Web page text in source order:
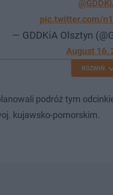
pic.twitter.com/
— GDDKiA Olsztyn
August 16,
ROZWIŃ
podróż tym
kujawsko-pomorskim.